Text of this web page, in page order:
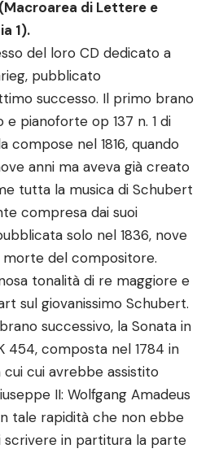
di Lettere e
1).
del loro CD dedicato a
pubblicato
successo. Il primo brano
pianoforte op 137 n. 1 di
compose nel 1816, quando
anni ma aveva già creato
tutta la musica di Schubert
compresa dai suoi
solo nel 1836, nove
del compositore.
tonalità di re maggiore e
sul giovanissimo Schubert.
successivo, la Sonata in
454, composta nel 1784 in
cui avrebbe assistito
II: Wolfgang Amadeus
tale rapidità che non ebbe
in partitura la parte